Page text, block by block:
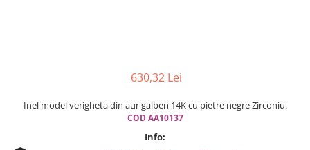
630,32 Lei
Inel model verigheta din aur galben 14K cu pietre negre Zirconiu.
COD AA10137
Info: